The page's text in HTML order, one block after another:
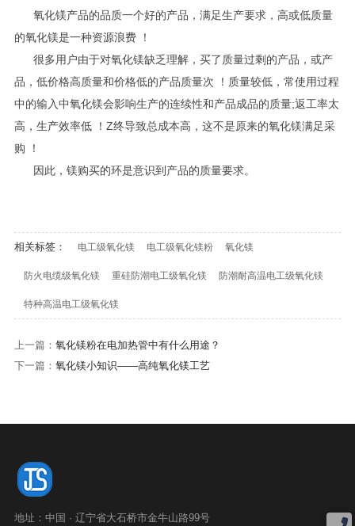
氧化镁产品的品质一个好的产品，满足生产要求，高或低质量
的氧化镁是一种资源浪费 ！
很多用户由于对氧化镁缺乏理解，买了质量过剩的产品，或产
品，低价格高质量和价格低的产品质量次 ！质量较低，常使用过程
中的输入中氧化镁会影响生产的连续性和产品成品的质量;返工率太
高，生产效率低 ！Z终导致总成本高，这不是原来的氧化镁满足采
购 ！
因此，镁购买的环是意识到产品的质量要求。
相关标签： 电工级氧化镁 电工级氧化镁粉 氧化镁
防火电缆级氧化镁 重硅防潮电工级氧化镁 防潮耐高温电工级氧化镁
特种高温电工级氧化镁
上一篇： 氧化镁粉在电加热管中有什么用途？
下一篇： 氧化镁小知识——高纯氧化镁工艺
地址：中国 · 辽宁省大石桥市金牛山路99号